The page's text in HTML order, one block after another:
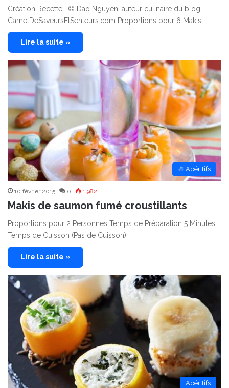
Création Recette : © Dao Nguyen, auteur culinaire du blog
CarnetDeSaveursEtSenteurs.com Proportions pour 6 Makis…
Lire la suite »
☃ Apéritifs
10 février 2015 0 1 982
Makis de saumon fumé croustillants
Proportions pour 2 Personnes Temps de Préparation 5 Minutes
Temps de Cuisson (Pas de Cuisson)…
Lire la suite »
Apéritifs